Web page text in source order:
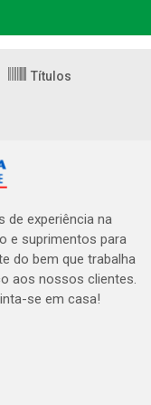
Títulos
de experiência na
e suprimentos para
do bem que trabalha
aos nossos clientes.
se em casa!